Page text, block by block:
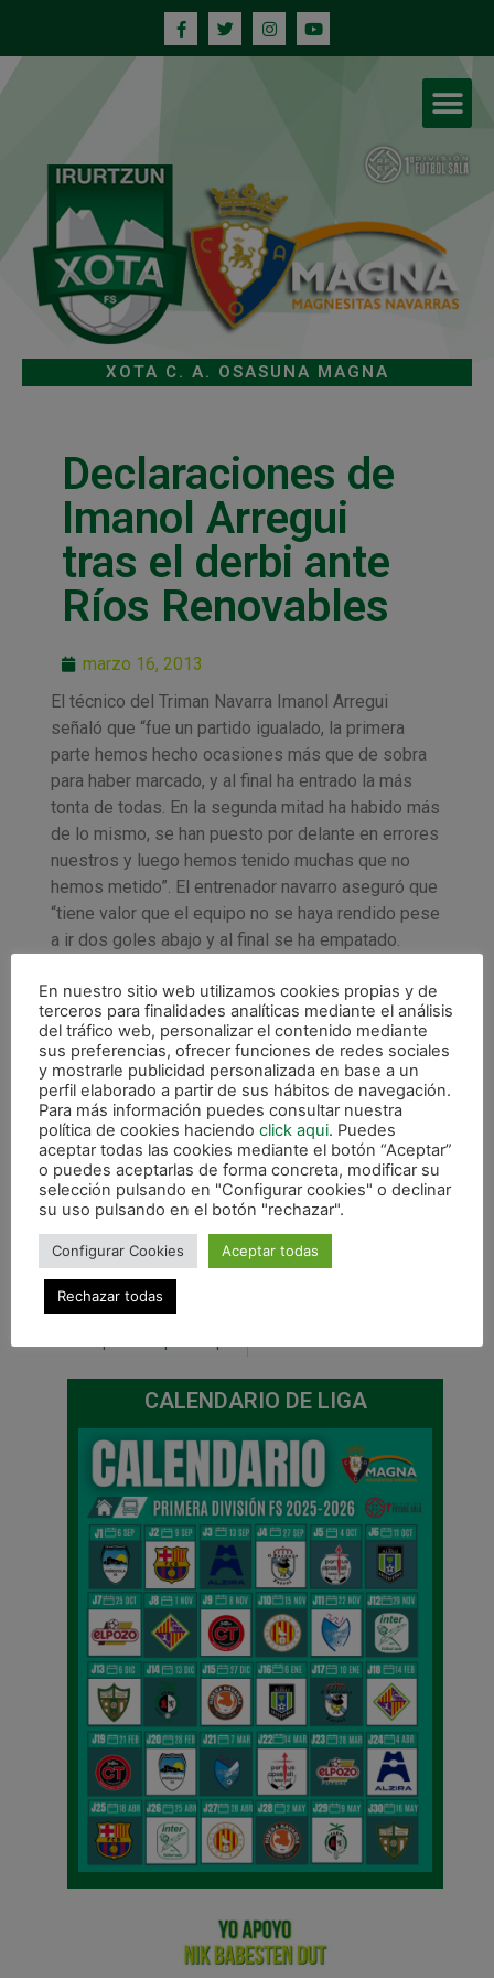
XOTA C. A. OSASUNA MAGNA
Declaraciones de
Imanol Arregui
tras el derbi ante
Ríos Renovables
marzo 16, 2013
El técnico del Triman Navarra Imanol Arregui
señaló que “fue un partido igualado, la primera
parte hemos hecho ocasiones más que de sobra
para haber marcado, y al final ha entrado la más
tonta de todas. En la segunda mitad ha habido más
de lo mismo, se han puesto por delante en errores
nuestros y luego hemos tenido muchas que no
hemos metido”. El entrenador navarro aseguró que
“tiene valor que el equipo no se haya rendido pese
a ir dos goles abajo y al final se ha empatado.
derbi, ha habido mucha tensión, pero me voy con la
sensación de que hemos tenido muchas
ocasiones de ponernos por delante, incluso en el
último minuto con la clara oportunidad de
Ximbinha».
CALENDARIO DE LIGA
En nuestro sitio web utilizamos cookies propias y de
terceros para finalidades analíticas mediante el análisis
del tráfico web, personalizar el contenido mediante
sus preferencias, ofrecer funciones de redes sociales
y mostrarle publicidad personalizada en base a un
perfil elaborado a partir de sus hábitos de navegación.
Para más información puedes consultar nuestra
política de cookies haciendo click aqui. Puedes
aceptar todas las cookies mediante el botón “Aceptar”
o puedes aceptarlas de forma concreta, modificar su
selección pulsando en "Configurar cookies" o declinar
su uso pulsando en el botón "rechazar".
Configurar Cookies Aceptar todas
Rechazar todas